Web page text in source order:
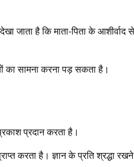
जाता है कि माता-पिता के आशीर्वाद
का सामना करना पड़ सकता है।
प्रदान करता है।
करता है। ज्ञान के प्रति श्रद्धा रखने